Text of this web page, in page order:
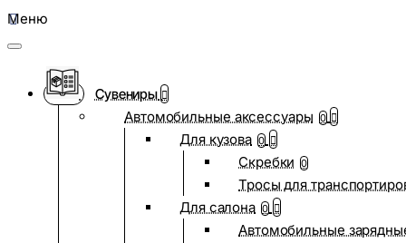
Меню
Сувениры
Автомобильные аксессуары 0
Для кузова 0
Скребки 0
Тросы для
Для салона 0
Автомобильные